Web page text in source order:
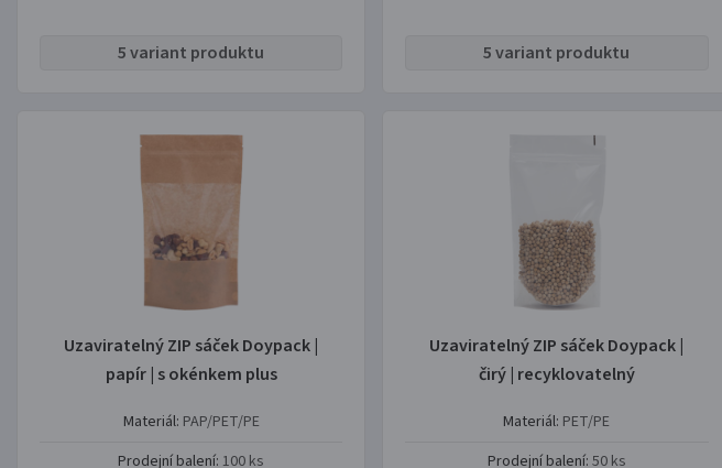
5 variant produktu 5 variant produktu
Uzaviratelný ZIP sáček Doypack |
papír | s okénkem plus
Materiál: PAP/PET/PE
Prodejní balení: 100 ks
Uzaviratelný ZIP sáček Doypack |
čirý | recyklovatelný
Materiál: PET/PE
Prodejní balení: 50 ks